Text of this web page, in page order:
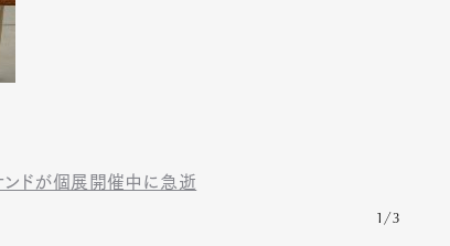
ンドが個展開催中に急逝
1/3